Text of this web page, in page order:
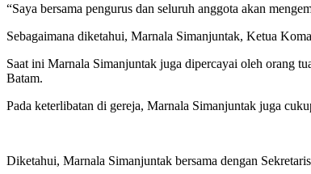
“Saya bersama pengurus dan seluruh anggota akan
Sebagaimana diketahui, Marnala Simanjuntak, Ketua
Saat ini Marnala Simanjuntak juga dipercayai oleh orang
Batam.
Pada keterlibatan di gereja, Marnala Simanjuntak juga
Diketahui, Marnala Simanjuntak bersama dengan